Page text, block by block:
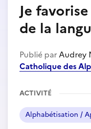
Je
de la
Publié parAudrey
Catholique des
ACTIVITÉ
Alphabétisation /